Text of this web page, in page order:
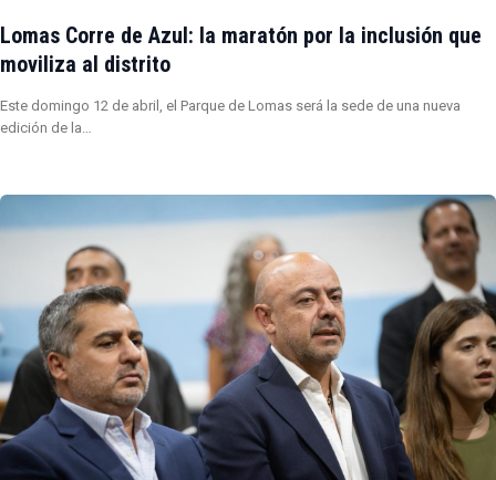
Lomas Corre de Azul: la maratón por la inclusión que
moviliza al distrito
Este domingo 12 de abril, el Parque de Lomas será la sede de una nueva
edición de la…